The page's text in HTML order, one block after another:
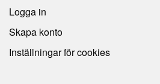
Logga in
Skapa konto
Inställningar för cookies